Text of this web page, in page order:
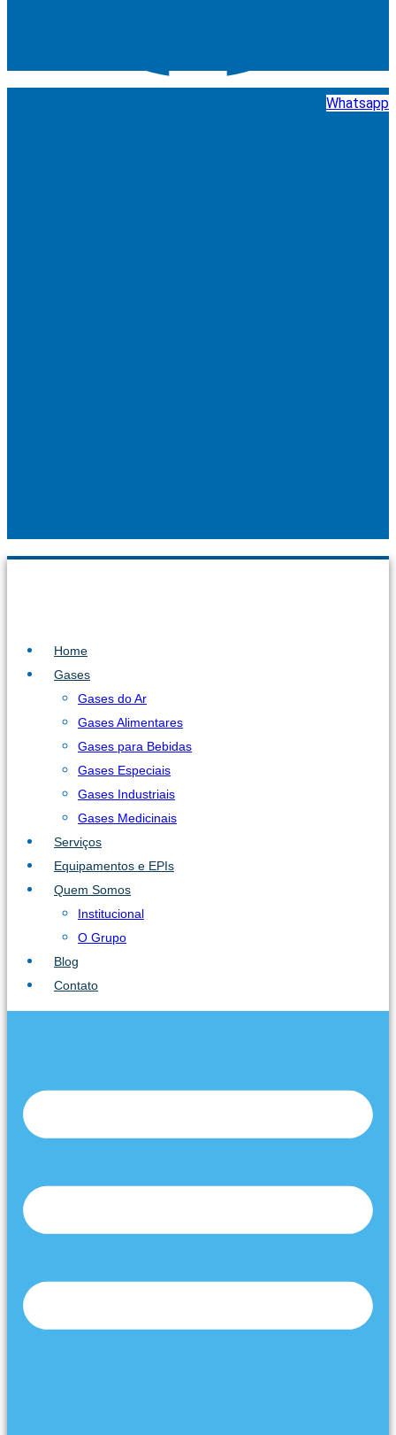
Whatsapp
Home
Gases
Gases do Ar
Gases Alimentares
Gases para Bebidas
Gases Especiais
Gases Industriais
Gases Medicinais
Serviços
Equipamentos e EPIs
Quem Somos
Institucional
O Grupo
Blog
Contato